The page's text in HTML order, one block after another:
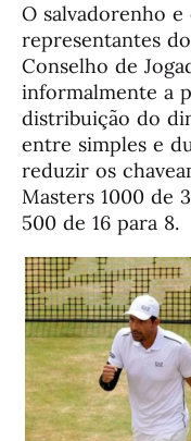
O salvadorenho
representantes
Conselho de
informalmente a
distribuição do
entre simples e
reduzir os
Masters 1000 de
500 de 16 para 8.